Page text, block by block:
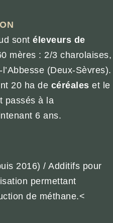
sont éleveurs de
mères : 2/3 charolaises,
(Deux-Sèvres).
20 ha de céréales et le
passés à la
6 ans.
2016) / Additifs pour
permettant
de méthane.<